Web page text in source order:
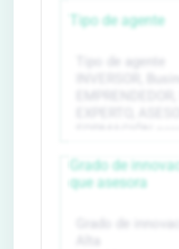
Tipo de agente
Grado de
que asesora